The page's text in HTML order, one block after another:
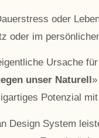
oder
oder im
Ursache
unser Naturell
Potenzial
Design System